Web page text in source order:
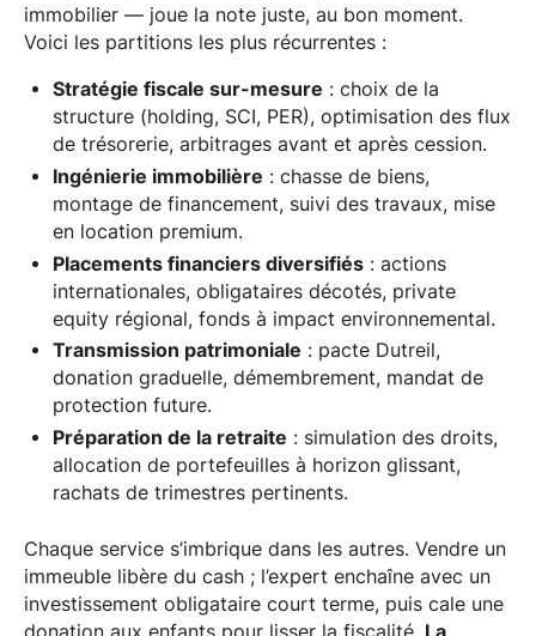
immobilier — joue la note juste, au bon moment.
Voici les partitions les plus récurrentes :
Stratégie fiscale sur-mesure : choix de la
structure (holding, SCI, PER), optimisation des flux
de trésorerie, arbitrages avant et après cession.
Ingénierie immobilière : chasse de biens,
montage de financement, suivi des travaux, mise
en location premium.
Placements financiers diversifiés: actions
internationales, obligataires décotés, private
equity régional, fonds à impact environnemental.
Transmission patrimoniale : pacte Dutreil,
donation graduelle, démembrement, mandat de
protection future.
Préparation de la retraite : simulation des droits,
allocation de portefeuilles à horizon glissant,
rachats de trimestres pertinents.
Chaque service s’imbrique dans les autres. Vendre un
immeuble libère du cash ; l’expert enchaîne avec un
investissement obligataire court terme, puis cale une